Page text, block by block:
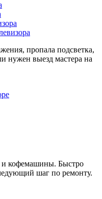
пропала подсветка,
нужен выезд мастера на
кофемашины. Быстро
шаг по ремонту.